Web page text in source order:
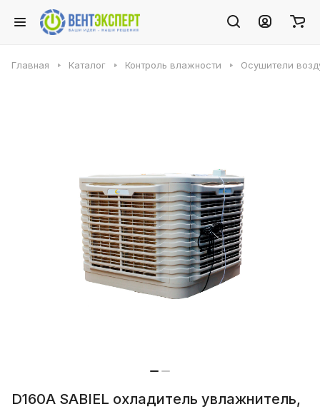
Главная Каталог Контроль влажности Осушители
D160A SABIEL охладитель увлажнитель,